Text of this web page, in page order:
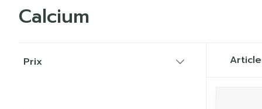
Calcium
Prix